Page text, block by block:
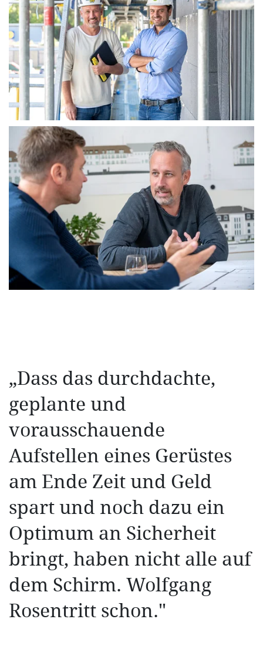
„Dass das durchdachte,
geplante und
vorausschauende
Aufstellen eines Gerüstes
am Ende Zeit und Geld
spart und noch dazu ein
Optimum an Sicherheit
bringt, haben nicht alle auf
dem Schirm. Wolfgang
Rosentritt schon."